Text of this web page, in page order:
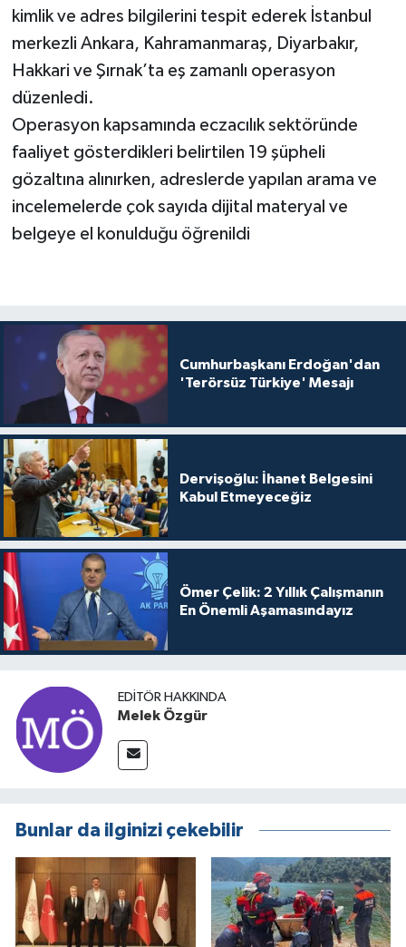
kimlik ve adres bilgilerini tespit ederek İstanbul
merkezli Ankara, Kahramanmaraş, Diyarbakır,
Hakkari ve Şırnak’ta eş zamanlı operasyon
düzenledi.
Operasyon kapsamında eczacılık sektöründe
faaliyet gösterdikleri belirtilen 19 şüpheli
gözaltına alınırken, adreslerde yapılan arama ve
incelemelerde çok sayıda dijital materyal ve
belgeye el konulduğu öğrenildi
Cumhurbaşkanı Erdoğan'dan
'Terörsüz Türkiye' Mesajı
Dervişoğlu: İhanet Belgesini
Kabul Etmeyeceğiz
Ömer Çelik: 2 Yıllık Çalışmanın
En Önemli Aşamasındayız
EDITÖR HAKKINDA
Melek Özgür
Bunlar da ilginizi çekebilir